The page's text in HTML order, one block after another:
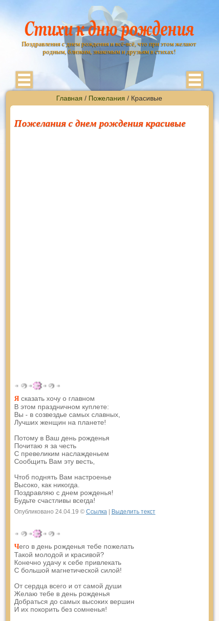
Поздравления с днем рождения и всё-всё, что при этом желают
родным, близким, знакомым и друзьям в стихах!
Главная / Пожелания / Красивые
Пожелания с днем рождения красивые
Ясказать хочу о главном
В этом праздничном куплете:
Вы - в созвездье самых славных,
Лучших женщин на планете!
Потому в Ваш день рожденья
Почитаю я за честь
С превеликим наслажденьем
Сообщить Вам эту весть,
Чтоб поднять Вам настроенье
Высоко, как никогда.
Поздравляю с днем рожденья!
Будьте счастливы всегда!
Опубликовано 24.04.19 © Ссылка| Выделить текст
Чего в день рожденья тебе пожелать
Такой молодой и красивой?
Конечно удачу к себе привлекать
С большой магнетической силой!
От сердца всего и от самой души
Желаю тебе в день рожденья
Добраться до самых высоких вершин
И их покорить без сомненья!